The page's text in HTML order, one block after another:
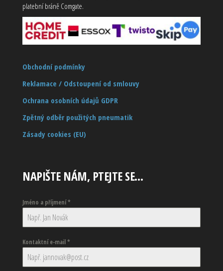
platební bráně Comgate.
Obchodní podmínky
Reklamace / Odstoupení od smlouvy
Ochrana osobních údajů GDPR
Zpětný odběr použitých pneumatik
Zásady cookies (EU)
NAPIŠTE NÁM, PTEJTE SE…
Jméno a příjmení*
Kontaktní e-mail*